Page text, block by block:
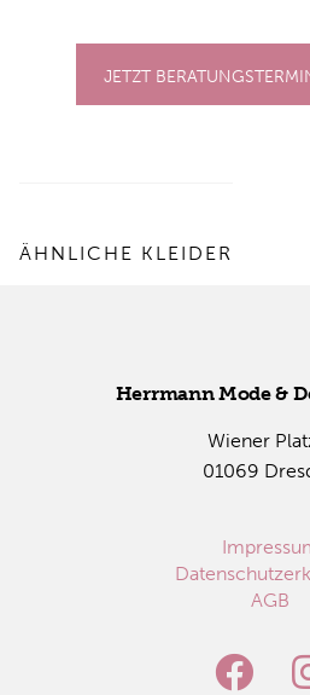
JETZT
ÄHNLICHE KLEIDER
Herr­mann Mode &
Wie­ner
01069
AGB